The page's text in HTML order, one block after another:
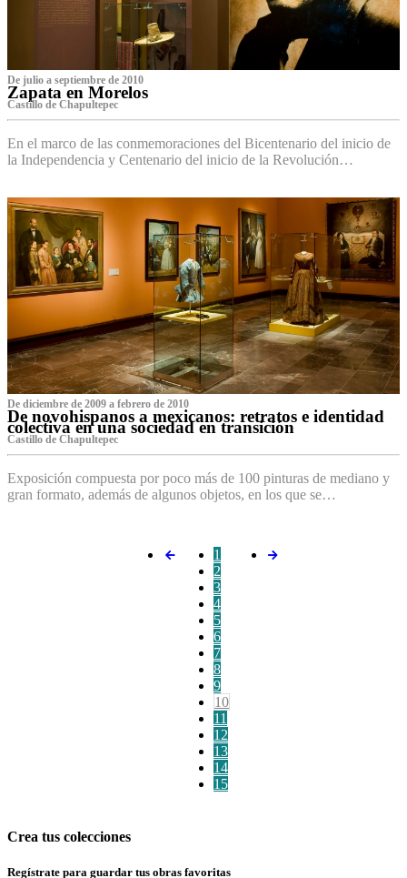
De julio a septiembre de 2010
Zapata en Morelos
Castillo de Chapultepec
En el marco de las conmemoraciones del Bicentenario del inicio de
la Independencia y Centenario del inicio de la Revolución…
De diciembre de 2009 a febrero de 2010
De novohispanos a mexicanos: retratos e identidad
colectiva en una sociedad en transición
Castillo de Chapultepec
Exposición compuesta por poco más de 100 pinturas de mediano y
gran formato, además de algunos objetos, en los que se…
1
2
3
4
5
6
7
8
9
10
11
12
13
14
15
Crea tus colecciones
Regístrate para guardar tus obras favoritas